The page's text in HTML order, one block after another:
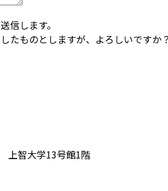
信します。
たものとしますが、よろしいですか
智大学13号館1階